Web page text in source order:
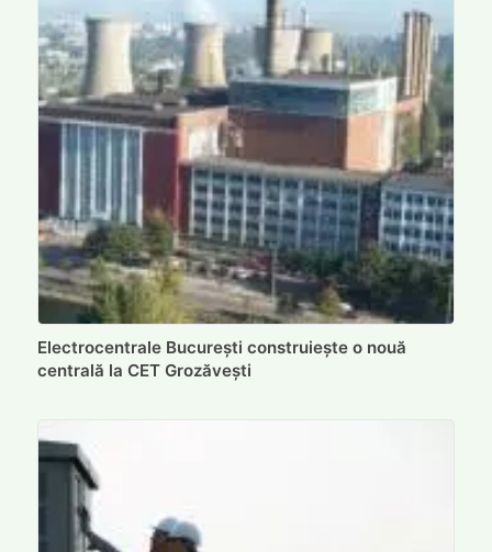
Electrocentrale București construiește o nouă
centrală la CET Grozăvești